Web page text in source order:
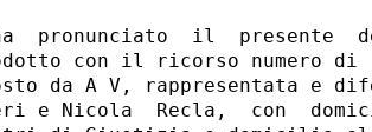
pronunciato  il  presente
con il ricorso numero di
da A V, rappresentata e
e Nicola  Recla,  con